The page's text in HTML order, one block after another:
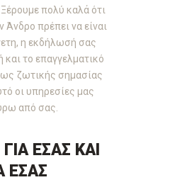
πολύ καλά ότι
Άνδρο πρέπει να είναι
η εκδήλωσή σας
και το επαγγελματικό
ζωτικής σημασίας
οι υπηρεσίες μας
από σας.
ΕΣΑΣ ΚΑΙ
ΕΣΑΣ